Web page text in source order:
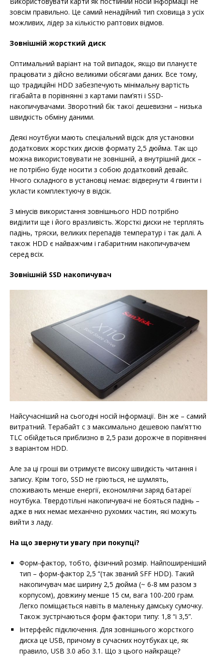
зовсім правильно. Це самий ненадійний тип сховища з усіх
можливих, лідер за кількістю раптових відмов.
Зовнішній жорсткий диск
Оптимальний варіант на той випадок, якщо ви плануєте
працювати з дійсно великими обсягами даних. Все тому,
що традиційні HDD забезпечують мінімальну вартість
гігабайта в порівнянні з картами пам’яті і SSD-
накопичувачами. Зворотний бік такої дешевизни – низька
швидкість обміну даними.
Деякі ноутбуки мають спеціальний відсік для установки
додаткових жорстких дисків формату 2,5 дюйма. Так що
можна використовувати не зовнішній, а внутрішній диск –
не потрібно буде носити з собою додатковий девайс.
Нічого складного в установці немає: відвернути 4 гвинти і
укласти комплектуючу в відсік.
З мінусів використання зовнішнього HDD потрібно
виділити ще і його вразливість. Жорсткі диски не терплять
падінь, тряски, великих перепадів температур і так далі. А
також HDD є найважчим і габаритним накопичувачем
серед всіх.
Зовнішній SSD накопичувач
Найсучасніший на сьогодні носій інформації. Він же – самий
витратний. Терабайт c з максимально дешевою пам’яттю
TLC обійдеться приблизно в 2,5 рази дорожче в порівнянні
з варіантом HDD.
Але за ці гроші ви отримуєте високу швидкість читання і
запису. Крім того, SSD не гріються, не шумлять,
споживають менше енергії, економлячи заряд батареї
ноутбука. Твердотільні накопичувачі не бояться падінь –
адже в них немає механічно рухомих частин, які можуть
вийти з ладу.
На що звернути увагу при покупці?
Форм-фактор, тобто, фізичний розмір. Найпоширеніший
тип – форм-фактор 2,5 “(так званий SFF HDD). Такий
накопичувач має ширину 2,5 дюйма (~ 6-8 мм разом з
корпусом), довжину менше 15 см, вага 100-200 грам.
Легко поміщається навіть в маленьку дамську сумочку.
Також зустрічаються форм фактори типу: 1,8 “і 3,5”.
Інтерфейс підключення. Для зовнішнього жорсткого
диска це USB, причому в сучасних ноутбуках це, як
правило, USB 3.0 або 3.1. Що з цього найкраще?